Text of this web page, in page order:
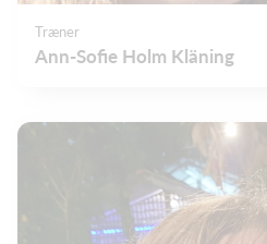
Træner
Ann-Sofie Holm Kläning